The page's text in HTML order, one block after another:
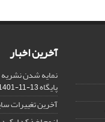
آخرین اخبار
نمایه شدن
پایگاه isc11-13
آخرین تغییرات